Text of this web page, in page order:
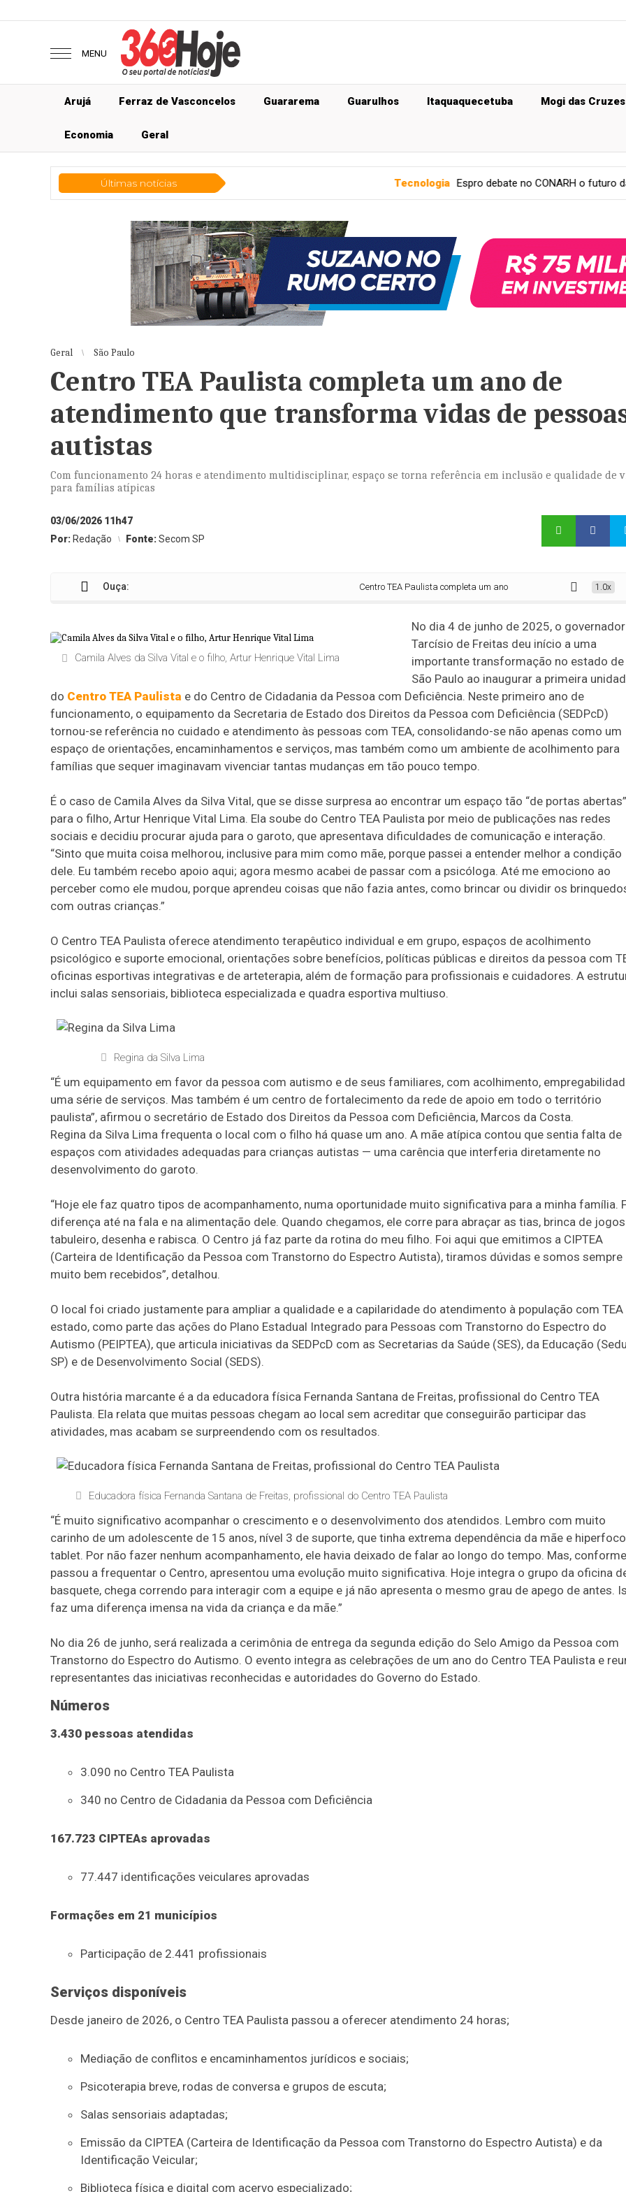
MENU
Arujá Ferraz de Vasconcelos Guararema Guarulhos Itaquaquecetuba Mogi das Cruzes
Economia Geral
Últimas notícias Espro debate no CONARH o futuro da gestão de
Geral São Paulo
Centro TEA Paulista completa um ano de
atendimento que transforma vidas de
autistas
Com funcionamento 24 horas e atendimento multidisciplinar, espaço se torna referência em inclusão e qualidade de
para famílias atípicas
03/06/2026 11h47
Por: Redação Fonte:Secom SP
Ouça: Centro TEA Paulista completa um ano de atendimento que transforma
1.0x
Camila Alves da Silva Vital e o filho, Artur Henrique Vital Lima
No dia 4 de junho de 2025, o governador
Tarcísio de Freitas deu início a uma
importante transformação no estado de
São Paulo ao inaugurar a primeira
do Centro TEA Paulista e do Centro de Cidadania da Pessoa com Deficiência. Neste primeiro ano de
funcionamento, o equipamento da Secretaria de Estado dos Direitos da Pessoa com Deficiência (SEDPcD)
tornou-se referência no cuidado e atendimento às pessoas com TEA, consolidando-se não apenas como um
espaço de orientações, encaminhamentos e serviços, mas também como um ambiente de acolhimento para
famílias que sequer imaginavam vivenciar tantas mudanças em tão pouco tempo.
É o caso de Camila Alves da Silva Vital, que se disse surpresa ao encontrar um espaço tão “de portas abertas”
para o filho, Artur Henrique Vital Lima. Ela soube do Centro TEA Paulista por meio de publicações nas redes
sociais e decidiu procurar ajuda para o garoto, que apresentava dificuldades de comunicação e interação.
“Sinto que muita coisa melhorou, inclusive para mim como mãe, porque passei a entender melhor a condição
dele. Eu também recebo apoio aqui; agora mesmo acabei de passar com a psicóloga. Até me emociono ao
perceber como ele mudou, porque aprendeu coisas que não fazia antes, como brincar ou dividir os
com outras crianças.”
O Centro TEA Paulista oferece atendimento terapêutico individual e em grupo, espaços de acolhimento
psicológico e suporte emocional, orientações sobre benefícios, políticas públicas e direitos da pessoa com
oficinas esportivas integrativas e de arteterapia, além de formação para profissionais e cuidadores. A
inclui salas sensoriais, biblioteca especializada e quadra esportiva multiuso.
Regina da Silva Lima
“É um equipamento em favor da pessoa com autismo e de seus familiares, com acolhimento,
uma série de serviços. Mas também é um centro de fortalecimento da rede de apoio em todo o território
paulista”, afirmou o secretário de Estado dos Direitos da Pessoa com Deficiência, Marcos da Costa.
Regina da Silva Lima frequenta o local com o filho há quase um ano. A mãe atípica contou que sentia falta de
espaços com atividades adequadas para crianças autistas — uma carência que interferia diretamente no
desenvolvimento do garoto.
“Hoje ele faz quatro tipos de acompanhamento, numa oportunidade muito significativa para a minha família.
diferença até na fala e na alimentação dele. Quando chegamos, ele corre para abraçar as tias, brinca de
tabuleiro, desenha e rabisca. O Centro já faz parte da rotina do meu filho. Foi aqui que emitimos a CIPTEA
(Carteira de Identificação da Pessoa com Transtorno do Espectro Autista), tiramos dúvidas e somos sempre
muito bem recebidos”, detalhou.
O local foi criado justamente para ampliar a qualidade e a capilaridade do atendimento à população com TEA
estado, como parte das ações do Plano Estadual Integrado para Pessoas com Transtorno do Espectro do
Autismo (PEIPTEA), que articula iniciativas da SEDPcD com as Secretarias da Saúde (SES), da Educação
SP) e de Desenvolvimento Social (SEDS).
Outra história marcante é a da educadora física Fernanda Santana de Freitas, profissional do Centro TEA
Paulista. Ela relata que muitas pessoas chegam ao local sem acreditar que conseguirão participar das
atividades, mas acabam se surpreendendo com os resultados.
Educadora física Fernanda Santana de Freitas, profissional do Centro TEA Paulista
“É muito significativo acompanhar o crescimento e o desenvolvimento dos atendidos. Lembro com muito
carinho de um adolescente de 15 anos, nível 3 de suporte, que tinha extrema dependência da mãe e
tablet. Por não fazer nenhum acompanhamento, ele havia deixado de falar ao longo do tempo. Mas, conforme
passou a frequentar o Centro, apresentou uma evolução muito significativa. Hoje integra o grupo da oficina
basquete, chega correndo para interagir com a equipe e já não apresenta o mesmo grau de apego de antes.
faz uma diferença imensa na vida da criança e da mãe.”
No dia 26 de junho, será realizada a cerimônia de entrega da segunda edição do Selo Amigo da Pessoa com
Transtorno do Espectro do Autismo. O evento integra as celebrações de um ano do Centro TEA Paulista e
representantes das iniciativas reconhecidas e autoridades do Governo do Estado.
Números
3.430 pessoas atendidas
3.090 no Centro TEA Paulista
340 no Centro de Cidadania da Pessoa com Deficiência
167.723 CIPTEAs aprovadas
77.447 identificações veiculares aprovadas
Formações em 21 municípios
Participação de 2.441 profissionais
Serviços disponíveis
Desde janeiro de 2026, o Centro TEA Paulista passou a oferecer atendimento 24 horas;
Mediação de conflitos e encaminhamentos jurídicos e sociais;
Psicoterapia breve, rodas de conversa e grupos de escuta;
Salas sensoriais adaptadas;
Emissão da CIPTEA (Carteira de Identificação da Pessoa com Transtorno do Espectro Autista) e da
Identificação Veicular;
Biblioteca física e digital com acervo especializado;